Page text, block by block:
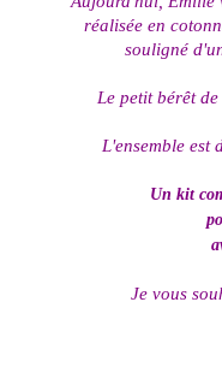
réalisée en
souligné
Le petit bérêt
L'ensemble est
Un kit
Je vous